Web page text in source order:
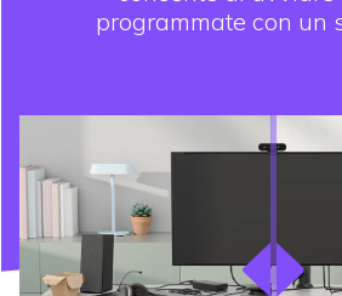
programmate con un